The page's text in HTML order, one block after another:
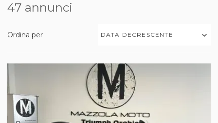
47 annunci
Ordina per DATA DECRESCENTE